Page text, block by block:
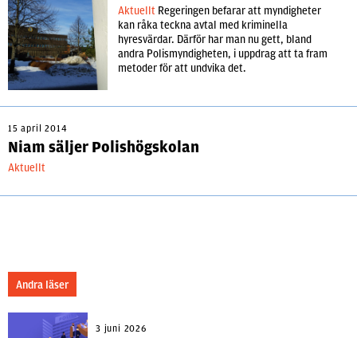
Aktuellt Regeringen befarar att myndigheter
kan råka teckna avtal med kriminella
hyresvärdar. Därför har man nu gett, bland
andra Polismyndigheten, i uppdrag att ta fram
metoder för att undvika det.
15 april 2014
Niam säljer Polishögskolan
Aktuellt
Andra läser
3 juni 2026